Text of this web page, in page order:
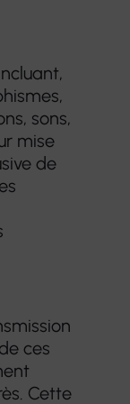
sons,
mise
de
ces
Cette